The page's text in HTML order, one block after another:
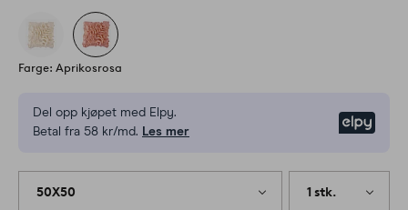
Farge: Aprikosrosa
Del opp kjøpet med Elpy.
Betal fra 58 kr/md. Les mer
50X50 1 stk.